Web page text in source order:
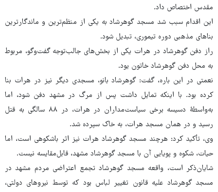
مقدس اختصاص داد.
این اقدام سبب شد مسجد گوهرشاد به یکی از منظم‌ترین و ماندگارترین
بناهای مذهبی دوره تیموری، تبدیل شود.
راز دفن گوهرشاد در هرات یکی از بخش‌های جالب‌توجه گفت‌وگو، مربوط
به محل دفن گوهرشاد خاتون یود.
نعمتی در این باره، گفت: گوهرشاد بانو، مسجدی دیگر نیز در هرات بنا
کرده بود. با اینکه تمایل داشت پس از مرگ در مشهد دفن شود، اما
به‌واسطهٔ دسیسه برخی سیاست‌مداران در هرات، در ۸۸ سالگی به قتل
رسید و در همان مسجد هرات، به خاک سپرده شد.
وی، تأکید کرد: هرچند مسجد گوهرشاد هرات نیز اثر باشکوهی است، اما
حیات، شکوه و پویایی آن با مسجد گوهرشاد مشهد، قابل‌مقایسه نیست.
شایان‌ذکر است، واقعه مسجد گوهرشاد تجمع اعتراضی مردم مشهد در
مسجد گوهرشاد علیه قانون تغییر لباس بود که توسط نیروهای دولتی،